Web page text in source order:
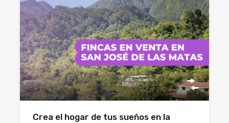
Crea el hogar de tus sueños en la